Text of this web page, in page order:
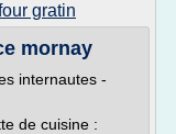
gratin
mornay
internautes -
de cuisine :